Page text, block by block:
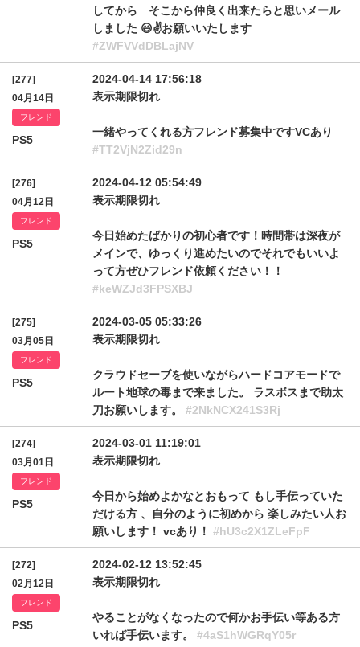
してから そこから仲良く出来たらと思いメール
しました 😃✌️お願いいたします
#ZWFVVdDBLajNV
[277]
04月14日
フレンド
PS5
2024-04-14 17:56:18
表示期限切れ
一緒やってくれる方フレンド募集中ですVCあり
#TT2VjN2Zid29n
[276]
04月12日
フレンド
PS5
2024-04-12 05:54:49
表示期限切れ
今日始めたばかりの初心者です！時間帯は深夜が
メインで、ゆっくり進めたいのでそれでもいいよ
って方ぜひフレンド依頼ください！！
#keWZJd3FPSXBJ
[275]
03月05日
フレンド
PS5
2024-03-05 05:33:26
表示期限切れ
クラウドセーブを使いながらハードコアモードで
ルート地球の毒まで来ました。 ラスボスまで助太
刀お願いします。 #2NkNCX241S3Rj
[274]
03月01日
フレンド
PS5
2024-03-01 11:19:01
表示期限切れ
今日から始めよかなとおもって もし手伝っていた
だける方 、自分のように初めから 楽しみたい人お
願いします！ vcあり！ #hU3c2X1ZLeFpF
[272]
02月12日
フレンド
PS5
2024-02-12 13:52:45
表示期限切れ
やることがなくなったので何かお手伝い等ある方
いれば手伝います。 #4aS1hWGRqY05r